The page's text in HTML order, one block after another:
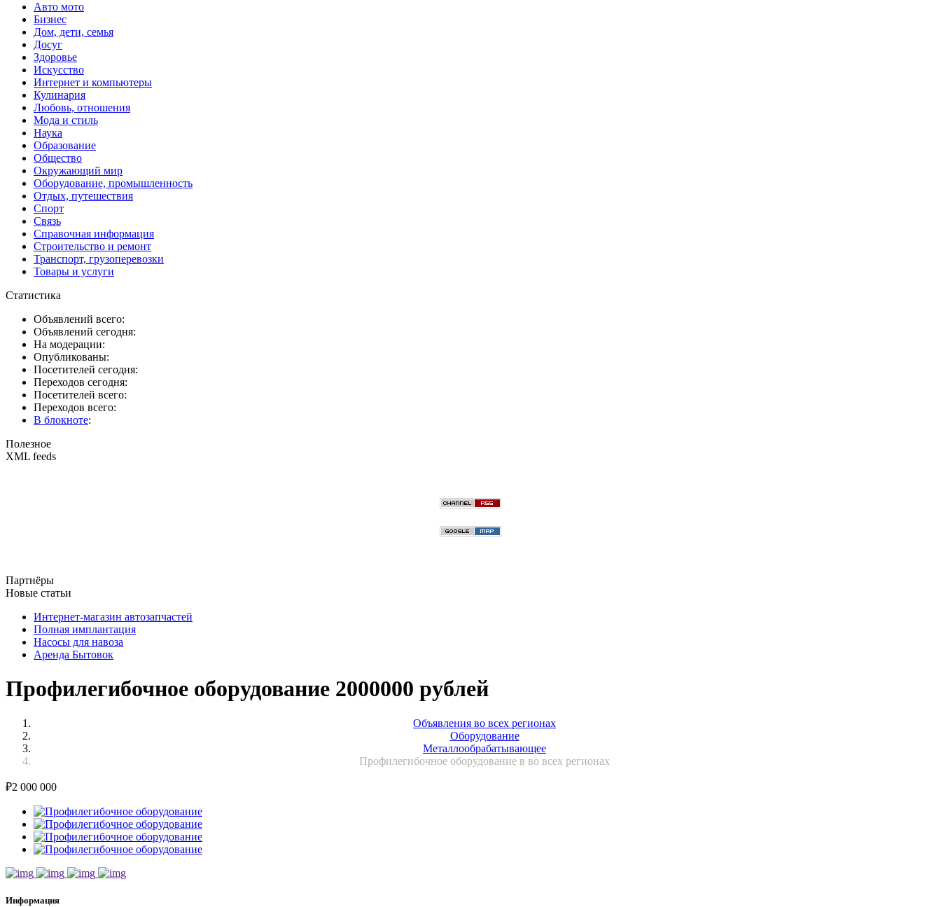
Авто мото
Бизнес
Дом, дети, семья
Досуг
Здоровье
Искусство
Интернет и компьютеры
Кулинария
Любовь, отношения
Мода и стиль
Наука
Образование
Общество
Окружающий мир
Оборудование, промышленность
Отдых, путешествия
Спорт
Связь
Справочная информация
Строительство и ремонт
Транспорт, грузоперевозки
Товары и услуги
Статистика
Объявлений всего:
Объявлений сегодня:
На модерации:
Опубликованы:
Посетителей сегодня:
Переходов сегодня:
Посетителей всего:
Переходов всего:
В блокноте:
Полезное
XML feeds
Партнёры
Новые статьи
Интернет-магазин автозапчастей
Полная имплантация
Насосы для навоза
Аренда Бытовок
Профилегибочное оборудование 2000000 рублей
Объявления во всех регионах
Оборудование
Металлообрабатывающее
Профилегибочное оборудование в во всех регионах
₽2 000 000
Информация